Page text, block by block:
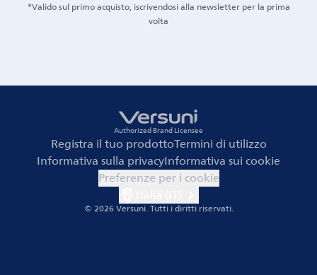
*Valido sul primo acquisto, iscrivendosi alla newsletter per la prima
volta
Authorized Brand Licensee
Registra il tuo prodottoTermini di utilizzo
Informativa sulla privacyInformativa sui cookie
Preferenze per i cookie
© 2026 Versuni.Tutti i diritti riservati.